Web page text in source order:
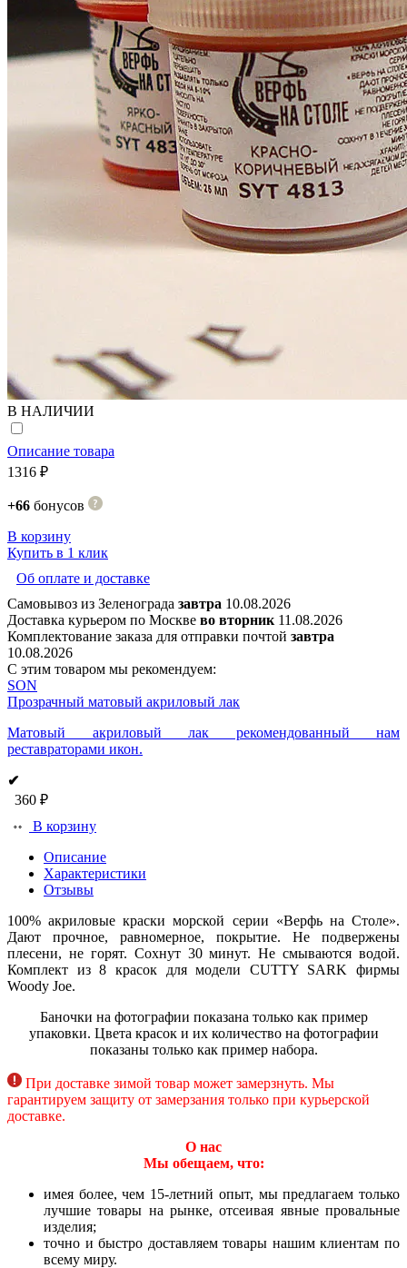
В НАЛИЧИИ
Описание товара
1316 ₽
+66 бонусов
В корзину
Купить в 1 клик
Об оплате и доставке
Самовывоз из Зеленограда завтра 10.08.2026
Доставка курьером по Москве во вторник 11.08.2026
Комплектование заказа для отправки почтой завтра
10.08.2026
С этим товаром мы рекомендуем:
SON
Прозрачный матовый акриловый лак
Матовый акриловый лак рекомендованный нам
реставраторами икон.
✔
360 ₽
В корзину
Описание
Характеристики
Отзывы
100% акриловые краски морской серии «Верфь на Столе».
Дают прочное, равномерное, покрытие. Не подвержены
плесени, не горят. Сохнут 30 минут. Не смываются водой.
Комплект из 8 красок для модели CUTTY SARK фирмы
Woody Joe.
Баночки на фотографии показана только как пример
упаковки. Цвета красок и их количество на фотографии
показаны только как пример набора.
При доставке зимой товар может замерзнуть. Мы
гарантируем защиту от замерзания только при курьерской
доставке.
О нас
Мы обещаем, что:
имея более, чем 15-летний опыт, мы предлагаем только
лучшие товары на рынке, отсеивая явные провальные
изделия;
точно и быстро доставляем товары нашим клиентам по
всему миру.